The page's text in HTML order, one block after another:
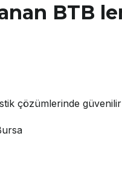
BTB
çözümlerinde güvenilir